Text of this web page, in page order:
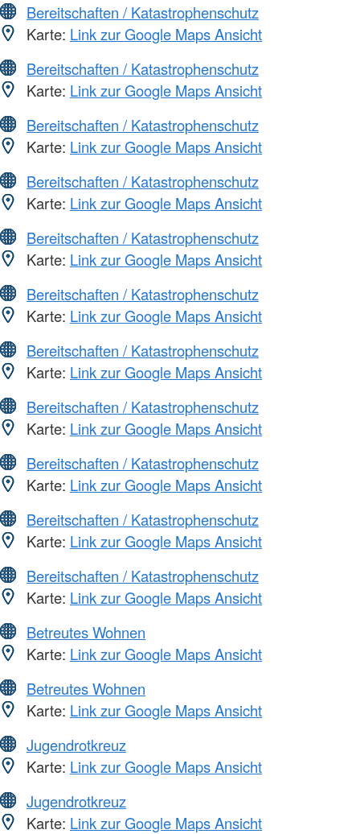
Bereitschaften / Katastrophenschutz
Karte: Link zur Google Maps Ansicht
Bereitschaften / Katastrophenschutz
Karte: Link zur Google Maps Ansicht
Bereitschaften / Katastrophenschutz
Karte: Link zur Google Maps Ansicht
Bereitschaften / Katastrophenschutz
Karte: Link zur Google Maps Ansicht
Bereitschaften / Katastrophenschutz
Karte: Link zur Google Maps Ansicht
Bereitschaften / Katastrophenschutz
Karte: Link zur Google Maps Ansicht
Bereitschaften / Katastrophenschutz
Karte: Link zur Google Maps Ansicht
Bereitschaften / Katastrophenschutz
Karte: Link zur Google Maps Ansicht
Bereitschaften / Katastrophenschutz
Karte: Link zur Google Maps Ansicht
Bereitschaften / Katastrophenschutz
Karte: Link zur Google Maps Ansicht
Bereitschaften / Katastrophenschutz
Karte: Link zur Google Maps Ansicht
Betreutes Wohnen
Karte: Link zur Google Maps Ansicht
Betreutes Wohnen
Karte: Link zur Google Maps Ansicht
Jugendrotkreuz
Karte: Link zur Google Maps Ansicht
Jugendrotkreuz
Karte: Link zur Google Maps Ansicht